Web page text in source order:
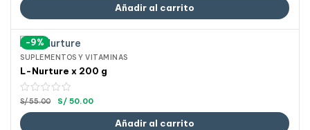
Añadir al carrito
-9%
SUPLEMENTOS Y VITAMINAS
L-Nurture x 200 g
S/55.00 S/ 50.00
Añadir al carrito